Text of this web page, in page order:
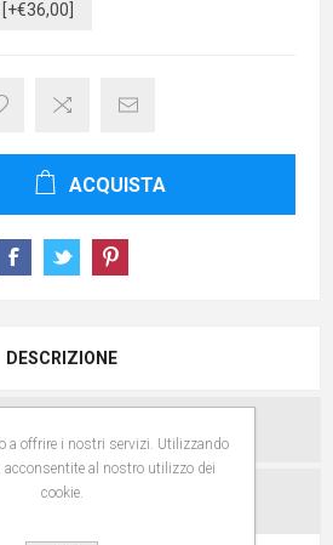
ACQUISTA
DESCRIZIONE
PER QUESTO PRODOTTO
a offrire i nostri servizi. Utilizzando
al nostro utilizzo dei
cookie.